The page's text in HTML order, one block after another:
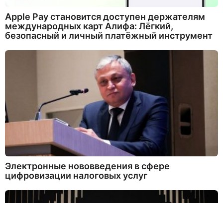
Apple Pay становится доступен держателям
международных карт Алифа: Лёгкий,
безопасный и личный платёжный инструмент
Электронные нововведения в сфере
цифровизации налоговых услуг